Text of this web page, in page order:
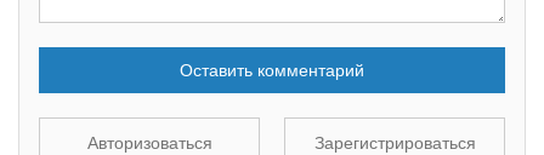
Оставить комментарий
Авторизоваться Зарегистрироваться